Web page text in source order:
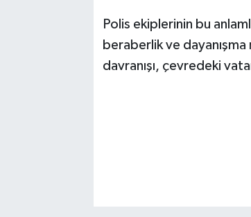
Polis ekiplerinin bu
beraberlik ve
davranışı, çevredeki